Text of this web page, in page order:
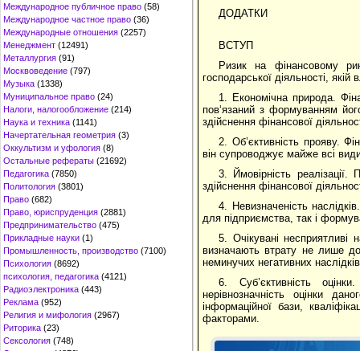
Международное публичное право (58)
Международное частное право (36)
Международные отношения (2257)
Менеджмент (12491)
Металлургия (91)
Москвоведение (797)
Музыка (1338)
Муниципальное право (24)
Налоги, налогообложение (214)
Наука и техника (1141)
Начертательная геометрия (3)
Оккультизм и уфология (8)
Остальные рефераты (21692)
Педагогика (7850)
Политология (3801)
Право (682)
Право, юриспруденция (2881)
Предпринимательство (475)
Прикладные науки (1)
Промышленность, производство (7100)
Психология (8692)
психология, педагогика (4121)
Радиоэлектроника (443)
Реклама (952)
Религия и мифология (2967)
Риторика (23)
Сексология (748)
ДОДАТКИ
ВСТУП
Ризик на фінансовому
господарської діяльності, якій
1. Економічна природа.
пов‘язаний з формуванням
здійснення фінансової
2. Об’єктивність прояву.
він супроводжує майже всі
3. Ймовірність
здійснення фінансової
4. Невизначеність
для підприємства, так і
5. Очікувані
визначають втрату не лише
неминучих негативних
6. Суб’єктивність
нерівнозначність оцінки
інформаційної бази,
факторами.